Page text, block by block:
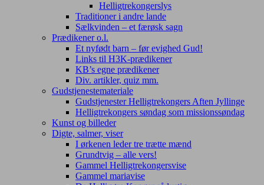
Helligtrekongerslys
Traditioner i andre lande
Sælkvinden – et færøsk sagn
Prædikener o.l.
Et nyfødt barn – før evighed Gud!
Links til H3K-prædikener
KB’s egne prædikener
Div. artikler, quiz mm.
Gudstjenestemateriale
Gudstjenester Helligtrekongers Aften Jyllinge
Helligtrekongers søndag som missionssøndag
Kunst og billeder
Digte, salmer, viser
I ørkenen leder tre trætte mænd
Grundtvig – alle vers!
Gammel Helligtrekongersvise
Gammel mariavise